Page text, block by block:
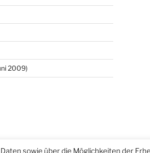
2009)
sowie über die Möglichkeiten der